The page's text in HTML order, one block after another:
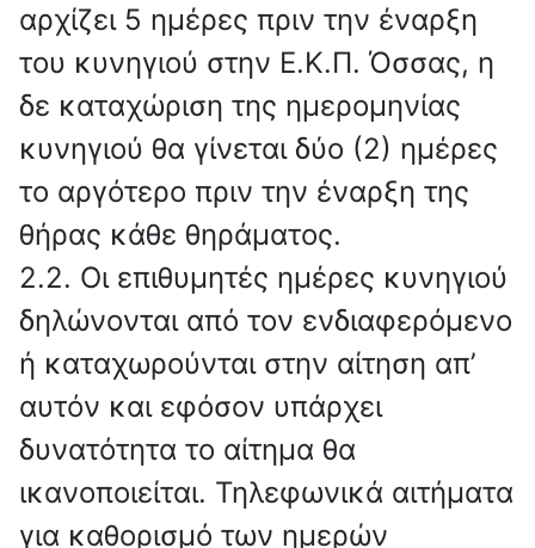
αρχίζει 5 ημέρες πριν την έναρξη
του κυνηγιού στην Ε.Κ.Π. Όσσας, η
δε καταχώριση της ημερομηνίας
κυνηγιού θα γίνεται δύο (2) ημέρες
το αργότερο πριν την έναρξη της
θήρας κάθε θηράματος.
2.2. Οι επιθυμητές ημέρες κυνηγιού
δηλώνονται από τον ενδιαφερόμενο
ή καταχωρούνται στην αίτηση απ’
αυτόν και εφόσον υπάρχει
δυνατότητα το αίτημα θα
ικανοποιείται. Τηλεφωνικά αιτήματα
για καθορισμό των ημερών